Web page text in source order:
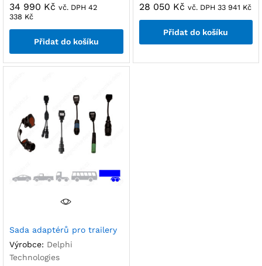
34 990 Kč vč. DPH 42
338 Kč
Přidat do košíku
28 050 Kč vč. DPH 33 941 Kč
Přidat do košíku
Sada adaptérů pro trailery
Výrobce: Delphi
Technologies